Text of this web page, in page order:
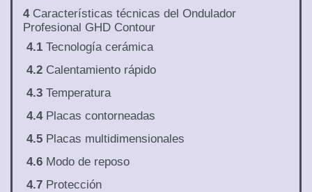
4Características técnicas del Ondulador
Profesional GHD Contour
4.1 Tecnología cerámica
4.2 Calentamiento rápido
4.3 Temperatura
4.4Placas contorneadas
4.5 Placas multidimensionales
4.6 Modo de reposo
4.7 Protección